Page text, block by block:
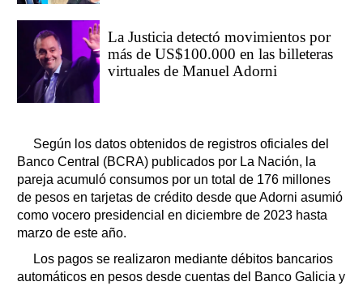
La Justicia detectó movimientos por
más de US$100.000 en las billeteras
virtuales de Manuel Adorni
Según los datos obtenidos de registros oficiales del
Banco Central (BCRA) publicados por La Nación, la
pareja acumuló consumos por un total de 176 millones
de pesos en tarjetas de crédito desde que Adorni asumió
como vocero presidencial en diciembre de 2023 hasta
marzo de este año.
Los pagos se realizaron mediante débitos bancarios
automáticos en pesos desde cuentas del Banco Galicia y